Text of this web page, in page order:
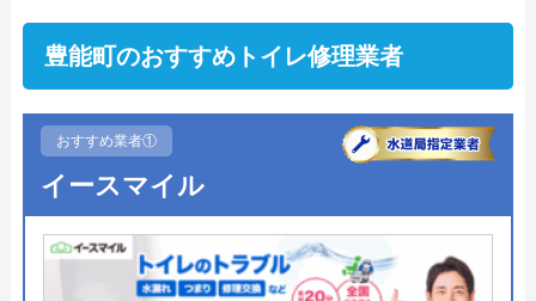
豊能町のおすすめトイレ修理業者
おすすめ業者①
イースマイル